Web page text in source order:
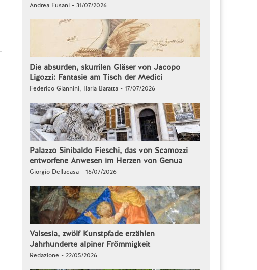
Andrea Fusani - 31/07/2026
Die absurden, skurrilen Gläser von Jacopo
Ligozzi: Fantasie am Tisch der Medici
Federico Giannini, Ilaria Baratta - 17/07/2026
Palazzo Sinibaldo Fieschi, das von Scamozzi
entworfene Anwesen im Herzen von Genua
Giorgio Dellacasa - 16/07/2026
Valsesia, zwölf Kunstpfade erzählen
Jahrhunderte alpiner Frömmigkeit
Redazione - 22/05/2026